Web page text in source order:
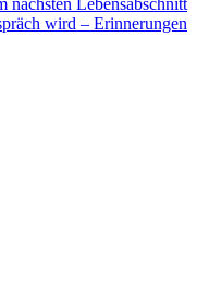
nächsten Lebensabschnitt
wird – Erinnerungen